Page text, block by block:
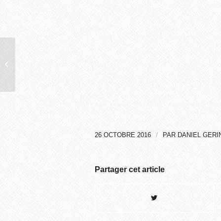
26 OCTOBRE 2016 / PAR DANIEL
Partager cet article